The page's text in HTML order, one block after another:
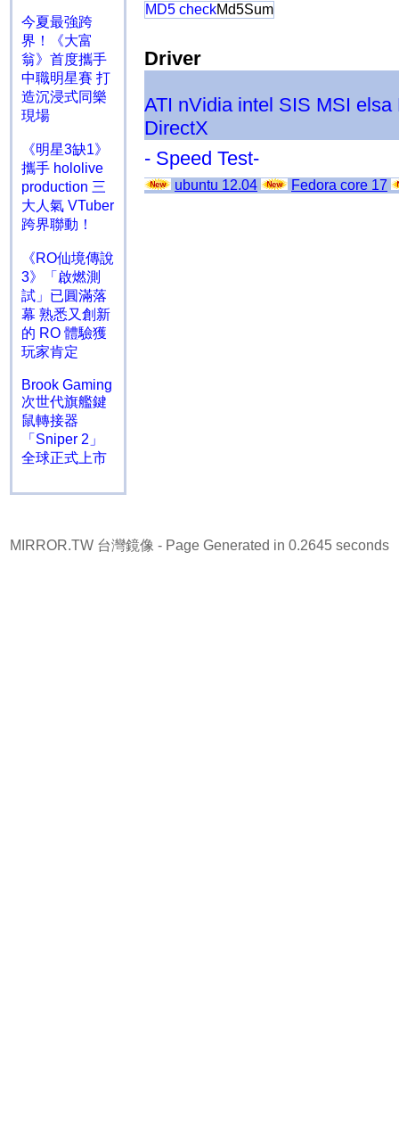
今夏最強跨
界！《大富
翁》首度攜手
中職明星賽 打
造沉浸式同樂
現場
《明星3缺1》
攜手 hololive
production 三
大人氣 VTuber
跨界聯動！
《RO仙境傳說
3》「啟燃測
試」已圓滿落
幕 熟悉又創新
的 RO 體驗獲
玩家肯定
Brook Gaming
次世代旗艦鍵
鼠轉接器
「Sniper 2」
全球正式上市
MD5 checkMd5Sum
Driver
ATI nVidia intel SIS MSI elsa
DirectX
- Speed Test-
ubuntu 12.04 Fedora core 17
MIRROR.TW 台灣鏡像 - Page Generated in 0.2645 seconds